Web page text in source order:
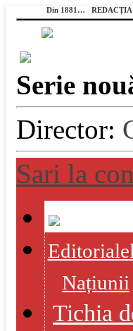
Din 1881… REDACȚIA
Serie
Director:
Sari la
Națiunii
Tichia